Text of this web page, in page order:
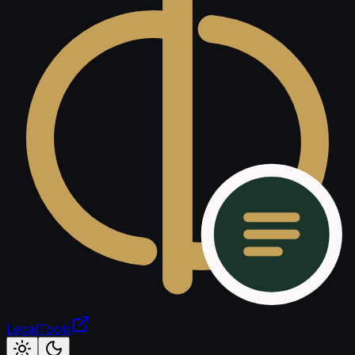
LegalTools